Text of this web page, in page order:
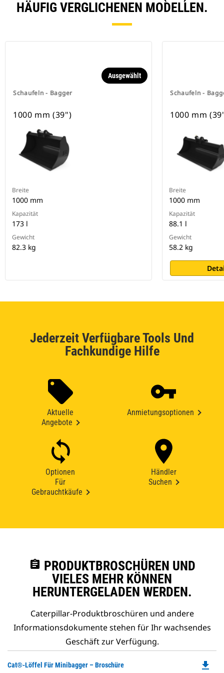
HÄUFIG VERGLICHENEN MODELLEN.
Schaufeln - Bagger
Ausgewählt
1000 mm (39")
Breite
1000 mm
Kapazität
173 l
Gewicht
82.3 kg
Schaufeln -
1000 mm
Breite
1000 mm
Kapazität
88.1 l
Gewicht
58.2 kg
Jederzeit Verfügbare Tools Und
Fachkundige Hilfe
Aktuelle
Angebote
Anmietungsoptionen
Optionen
Für
Gebrauchtkäufe
Händler
Suchen
assignment PRODUKTBROSCHÜREN UND
VIELES MEHR KÖNNEN
HERUNTERGELADEN WERDEN.
Caterpillar-Produktbroschüren und andere
Informationsdokumente stehen für Ihr wachsendes
Geschäft zur Verfügung.
Cat®-Löffel Für Minibagger – Broschüre file_download